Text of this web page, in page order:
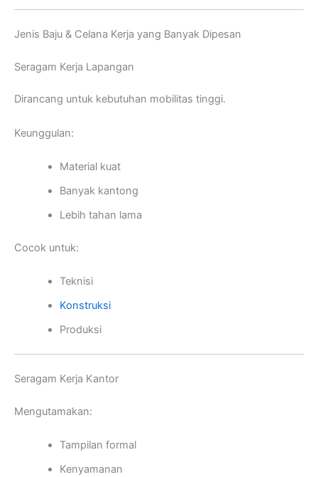
Jenis Baju & Celana Kerja yang Banyak Dipesan
Seragam Kerja Lapangan
Dirancang untuk kebutuhan mobilitas tinggi.
Keunggulan:
Material kuat
Banyak kantong
Lebih tahan lama
Cocok untuk:
Teknisi
Konstruksi
Produksi
Seragam Kerja Kantor
Mengutamakan:
Tampilan formal
Kenyamanan